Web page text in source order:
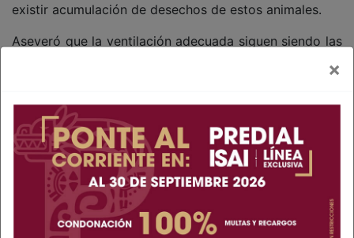
×
existir acumulación de desechos de estos animales.
Aseveró que la ventilación adecuada siguen siendo las
Al compartir esta información, apoyas a la prensa
que necesitas
Comparte AFN